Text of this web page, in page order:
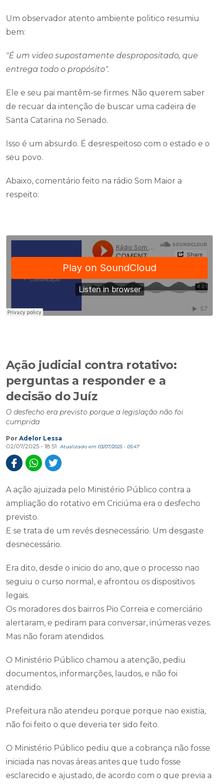
Um observador atento ambiente politico resumiu
bem:
"É um video supostamente despropositado, que
entrega todo o propósito".
Ele e seu pai mantêm-se firmes. Não querem saber
de recuar da intenção de buscar uma cadeira de
Santa Catarina no Senado.
Isso é um absurdo. É desrespeitoso com o estado e o
seu povo.
Abaixo, comentário feito na rádio Som Maior a
respeito:
Ação judicial contra rotativo:
perguntas a responder e a
decisão do Juíz
O desfecho era previsto porque a legislação não foi
cumprida
Por Adelor Lessa
02/07/2025 - 18:51
Atualizado em 03/07/2025 - 05:47
A ação ajuizada pelo Ministério Público contra a
ampliação do rotativo em Criciúma era o desfecho
previsto.
E se trata de um revés desnecessário. Um desgaste
desnecessário.
Era dito, desde o inicio do ano, que o processo nao
seguiu o curso normal, e afrontou os dispositivos
legais.
Os moradores dos bairros Pio Correia e comerciário
alertaram, e pediram para conversar, inúmeras vezes.
Mas não foram atendidos.
O Ministério Público chamou a atenção, pediu
documentos, informarções, laudos, e não foi
atendido.
Prefeitura não atendeu porque porque nao existia,
não foi feito o que deveria ter sido feito.
O Ministério Público pediu que a cobrança não fosse
iniciada nas novas áreas antes que tudo fosse
esclarecido e ajustado, de acordo com o que previa a